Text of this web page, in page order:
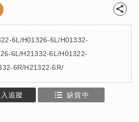
6L/H01326-6L/H01332-
6L/H21332-6L/H01322-
6R/H21322-6R/
追蹤 缺貨中